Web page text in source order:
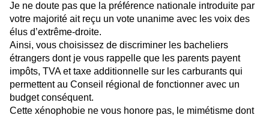
Je ne doute pas que la préférence nationale introduite par
votre majorité ait reçu un vote unanime avec les voix des
élus d’extrême-droite.
Ainsi, vous choisissez de discriminer les bacheliers
étrangers dont je vous rappelle que les parents payent
impôts, TVA et taxe additionnelle sur les carburants qui
permettent au Conseil régional de fonctionner avec un
budget conséquent.
Cette xénophobie ne vous honore pas, le mimétisme dont